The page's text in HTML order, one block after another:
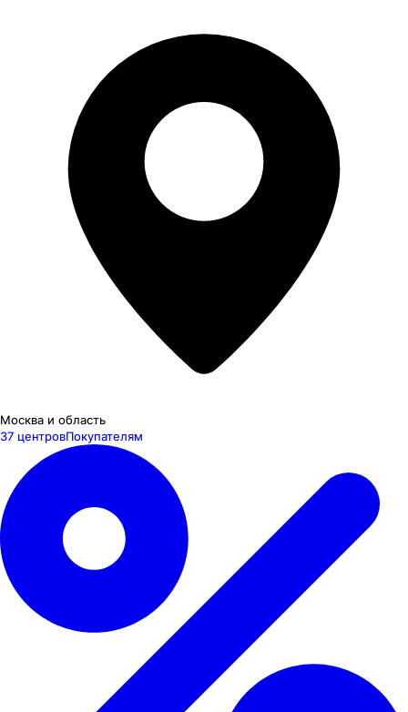
Москва и область
37 центровПокупателям